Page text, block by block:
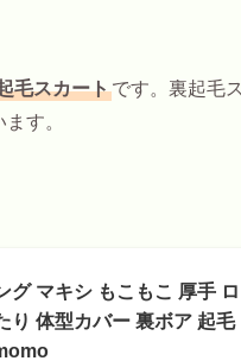
毛スカートです。裏起毛
す。
グ マキシ もこもこ 厚手
体型カバー 裏ボア 起毛